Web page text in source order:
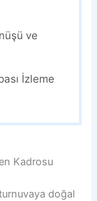
ve
İzleme
Kadrosu
doğal